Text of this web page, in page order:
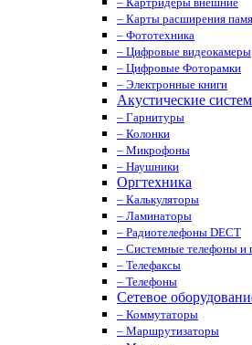
– Карты расширения
– Фототехника
– Цифровые видеокамеры
– Цифровые Фоторамки
– Электронные книги
Акустические
– Гарнитуры
– Колонки
– Микрофоны
– Наушники
Оргтехника
– Калькуляторы
– Ламинаторы
– Радиотелефоны DECT
– Системные телефоны и
– Телефаксы
– Телефоны
Сетевое
– Коммутаторы
– Маршрутизаторы